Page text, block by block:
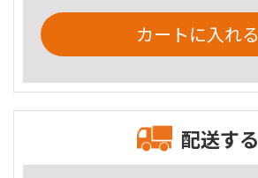
カートに入れる
配送する